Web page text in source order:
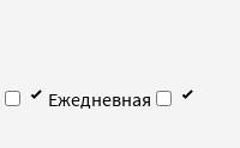
Ежедневная